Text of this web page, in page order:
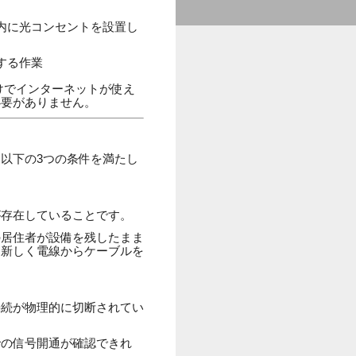
に光コンセントを設置し
る作業
インターネットが使え
がありません。
下の3つの条件を満たし
在していることです。
住者が設備を残したまま
しく電線からケーブルを
が物理的に切断されてい
信号開通が確認できれ